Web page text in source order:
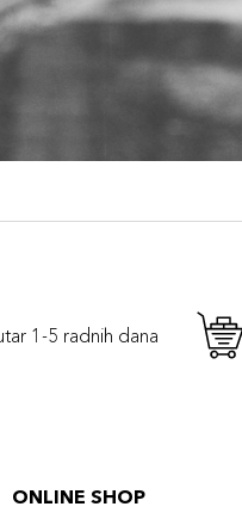
1-5 radnih dana
ONLINE SHOP